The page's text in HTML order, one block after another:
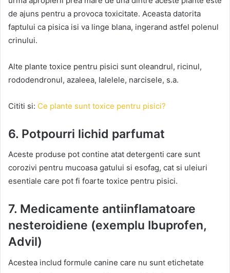
de ajuns pentru a provoca toxicitate. Aceasta datorita
faptului ca pisica isi va linge blana, ingerand astfel polenul
crinului.
Alte plante toxice pentru pisici sunt oleandrul, ricinul,
rododendronul, azaleea, lalelele, narcisele, s.a.
Cititi si: Ce plante sunt toxice pentru pisici?
6. Potpourri lichid parfumat
Aceste produse pot contine atat detergenti care sunt
corozivi pentru mucoasa gatului si esofag, cat si uleiuri
esentiale care pot fi foarte toxice pentru pisici.
7. Medicamente antiinflamatoare
nesteroidiene (exemplu Ibuprofen,
Advil)
Acestea includ formule canine care nu sunt etichetate